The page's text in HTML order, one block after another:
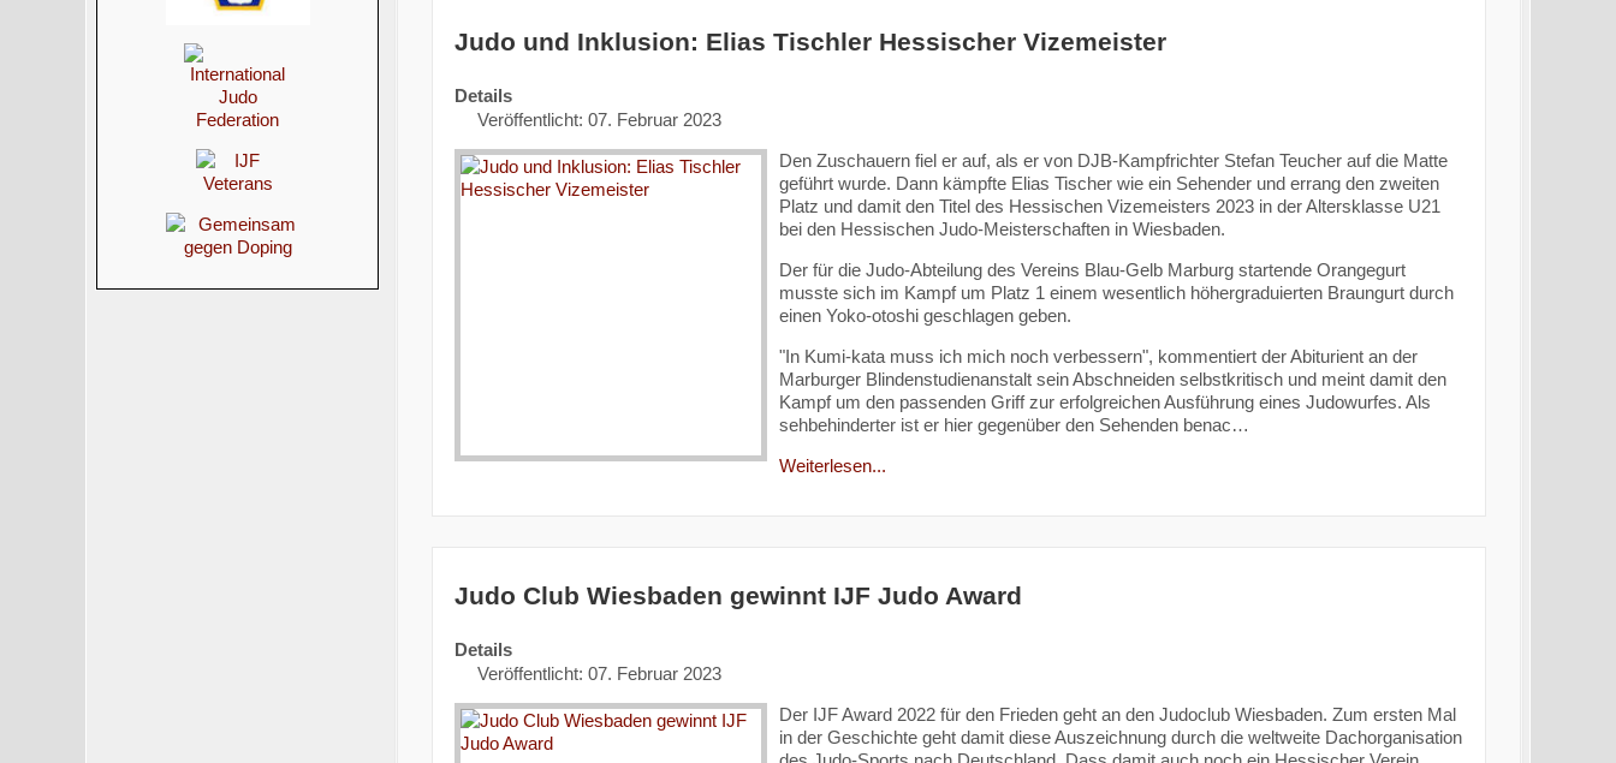
Judo und Inklusion: Elias Tischler Hessischer Vizemeister
Details
Veröffentlicht: 07. Februar 2023
Den Zuschauern fiel er auf, als er von DJB-Kampfrichter Stefan Teucher auf die Matte
geführt wurde. Dann kämpfte Elias Tischer wie ein Sehender und errang den zweiten
Platz und damit den Titel des Hessischen Vizemeisters 2023 in der Altersklasse U21
bei den Hessischen Judo-Meisterschaften in Wiesbaden.
Der für die Judo-Abteilung des Vereins Blau-Gelb Marburg startende Orangegurt
musste sich im Kampf um Platz 1 einem wesentlich höhergraduierten Braungurt durch
einen Yoko-otoshi geschlagen geben.
"In Kumi-kata muss ich mich noch verbessern", kommentiert der Abiturient an der
Marburger Blindenstudienanstalt sein Abschneiden selbstkritisch und meint damit den
Kampf um den passenden Griff zur erfolgreichen Ausführung eines Judowurfes. Als
sehbehinderter ist er hier gegenüber den Sehenden benac…
Weiterlesen...
Judo Club Wiesbaden gewinnt IJF Judo Award
Details
Veröffentlicht: 07. Februar 2023
Der IJF Award 2022 für den Frieden geht an den Judoclub Wiesbaden. Zum ersten Mal
in der Geschichte geht damit diese Auszeichnung durch die weltweite Dachorganisation